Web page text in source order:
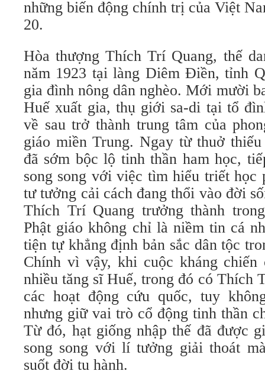
những biến động chính trị của Việt
20.
Hòa thượng Thích Trí Quang, thế
năm 1923 tại làng Diêm Điền, tỉnh
gia đình nông dân nghèo. Mới mười
Huế xuất gia, thụ giới sa-di tại tổ
về sau trở thành trung tâm của
giáo miền Trung. Ngay từ thuở
đã sớm bộc lộ tinh thần ham học,
song song với việc tìm hiểu triết học
tư tưởng cải cách đang thổi vào đời
Thích Trí Quang trưởng thành
Phật giáo không chỉ là niềm tin cá
tiện tự khẳng định bản sắc dân tộc
Chính vì vậy, khi cuộc kháng chiến
nhiều tăng sĩ Huế, trong đó có Thích
các hoạt động cứu quốc, tuy
nhưng giữ vai trò cổ động tinh thần
Từ đó, hạt giống nhập thế đã được
song song với lí tưởng giải thoát
suốt đời tu hành.